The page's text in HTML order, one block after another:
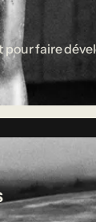
faire